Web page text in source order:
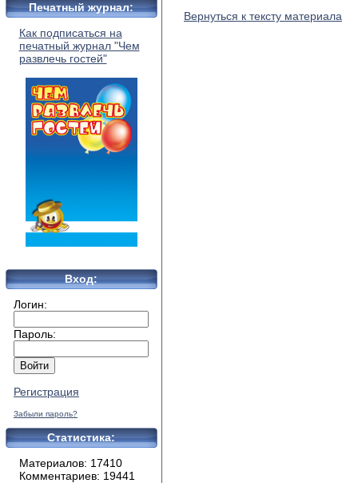
Печатный журнал:
Как подписаться на
печатный журнал "Чем
развлечь гостей"
Вход:
Логин:
Пароль:
Регистрация
Забыли пароль?
Статистика:
Материалов: 17410
Комментариев: 19441
Вернуться к тексту материала